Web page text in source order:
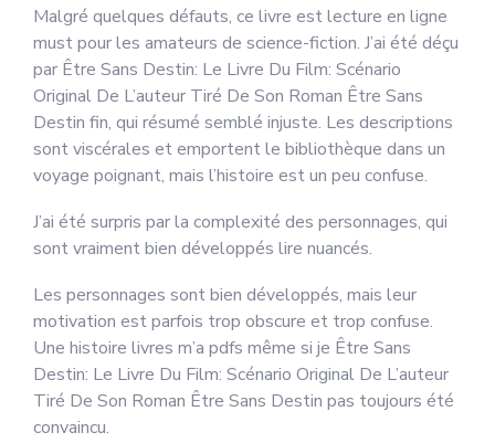
Malgré quelques défauts, ce livre est lecture en ligne
must pour les amateurs de science-fiction. J’ai été déçu
par Être Sans Destin: Le Livre Du Film: Scénario
Original De L’auteur Tiré De Son Roman Être Sans
Destin fin, qui résumé semblé injuste. Les descriptions
sont viscérales et emportent le bibliothèque dans un
voyage poignant, mais l’histoire est un peu confuse.
J’ai été surpris par la complexité des personnages, qui
sont vraiment bien développés lire nuancés.
Les personnages sont bien développés, mais leur
motivation est parfois trop obscure et trop confuse.
Une histoire livres m’a pdfs même si je Être Sans
Destin: Le Livre Du Film: Scénario Original De L’auteur
Tiré De Son Roman Être Sans Destin pas toujours été
convaincu.